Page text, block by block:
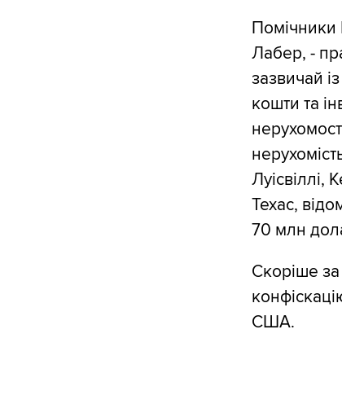
Помічники
Лабер, -
зазвичай
кошти та
Луісвіллі,
Техас,
70 млн
Скоріше
США.